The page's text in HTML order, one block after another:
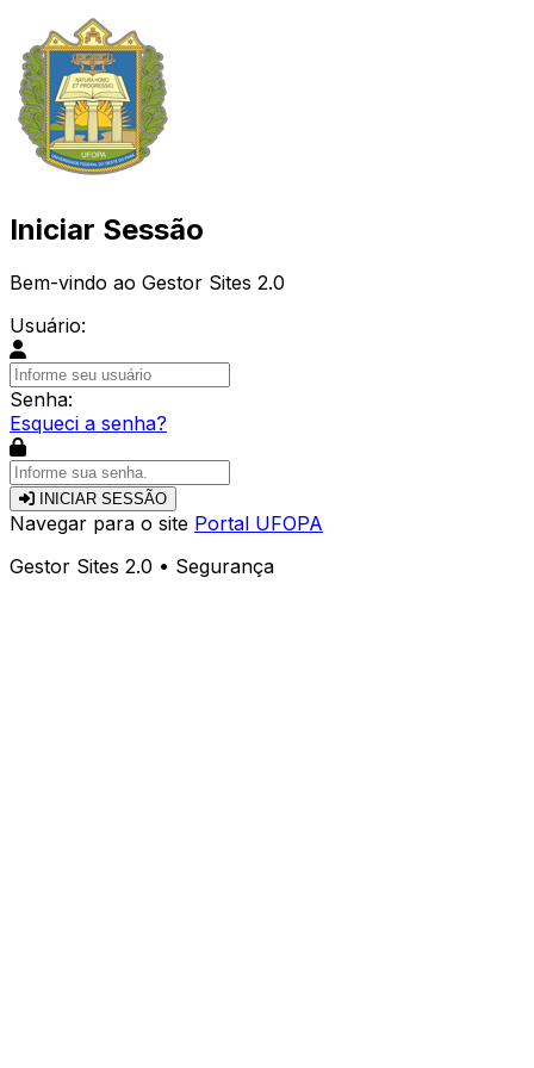
Iniciar Sessão
Bem-vindo ao Gestor Sites 2.0
Usuário:
Senha:
Esqueci a senha?
INICIAR SESSÃO
Navegar para o site Portal UFOPA
Gestor Sites 2.0 • Segurança